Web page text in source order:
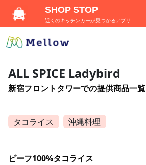
ALL SPICE Ladybird
新宿フロントタワーでの提供商品一覧
タコライス 沖縄料理
ビーフ100%タコライス
SHOP STOP
近くのキッチンカーが見つかるアプリ